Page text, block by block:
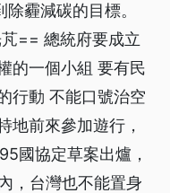
霾減碳的目標。
== 總統府要成立
的一個小組 要有民
行動 不能口號治空
地前來參加遊行，
國協定草案出爐，
，台灣也不能置身